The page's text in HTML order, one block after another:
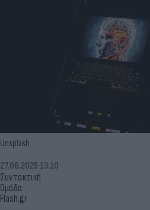
Unsplash
Συντακτική
Ομάδα
Flash.gr
27.06.2025 13:10